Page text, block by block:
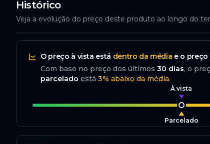
Histórico
Veja a evolução do preço deste produto ao longo do
O preço à vista está dentro da média e o preço
Com base no preço dos últimos 30 dias, o
parcelado está 3% abaixo da média.
À vista
Parcelado